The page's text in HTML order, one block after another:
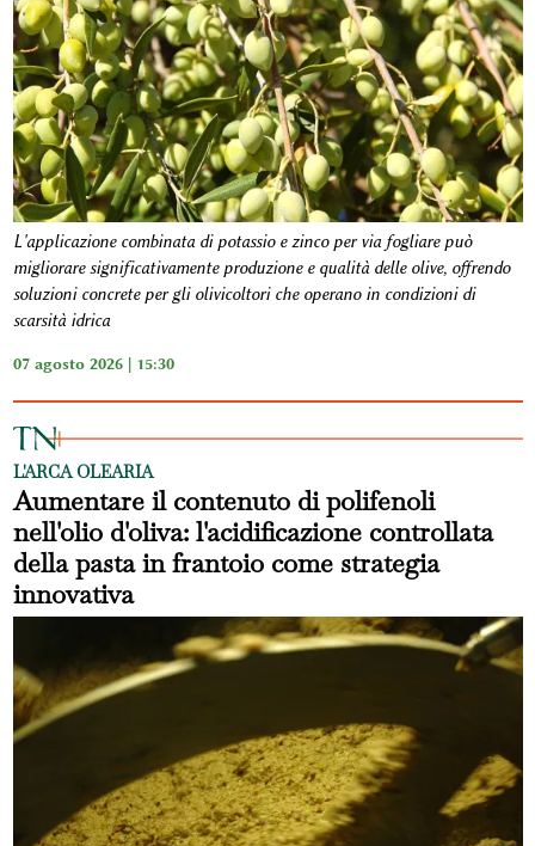
L'applicazione combinata di potassio e zinco per via fogliare può
migliorare significativamente produzione e qualità delle olive, offrendo
soluzioni concrete per gli olivicoltori che operano in condizioni di
scarsità idrica
07 agosto 2026 | 15:30
L'ARCA OLEARIA
Aumentare il contenuto di polifenoli
nell'olio d'oliva: l'acidificazione controllata
della pasta in frantoio come strategia
innovativa